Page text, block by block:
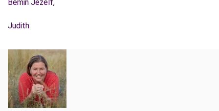
Bemin Jezelf,
Judith